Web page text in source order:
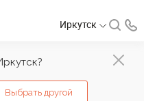
Выбрать другой
Иркутск